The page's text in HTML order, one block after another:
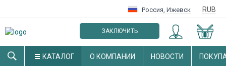
Россия, Ижевск RUB
ЗАКЛЮЧИТЬ
ОПТОВЫЙ ДОГОВОР
КАТАЛОГ О КОМПАНИИ НОВОСТИ